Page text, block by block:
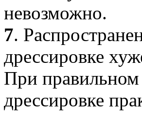
невозможно.
7.
дрессировке
При
дрессировке